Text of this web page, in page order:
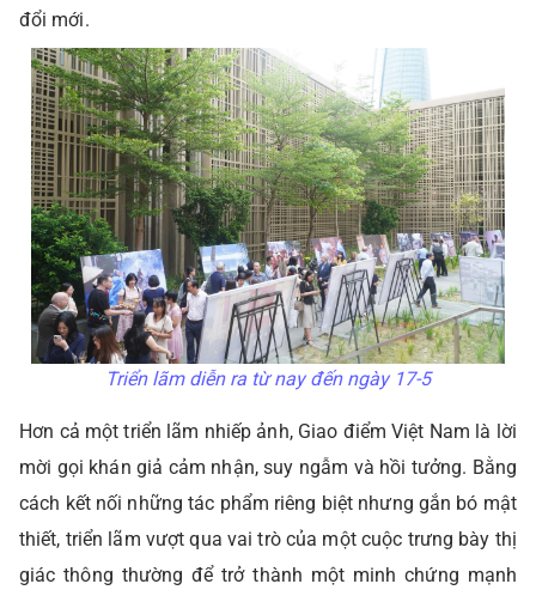
đổi mới.
Triển lãm diễn ra từ nay đến ngày 17-5
Hơn cả một triển lãm nhiếp ảnh, Giao điểm Việt Nam là lời
mời gọi khán giả cảm nhận, suy ngẫm và hồi tưởng. Bằng
cách kết nối những tác phẩm riêng biệt nhưng gắn bó mật
thiết, triển lãm vượt qua vai trò của một cuộc trưng bày thị
giác thông thường để trở thành một minh chứng mạnh